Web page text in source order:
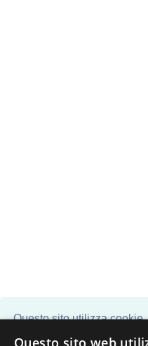
Questo sito utilizza
per inviarti pubblicità e
Questo sito web